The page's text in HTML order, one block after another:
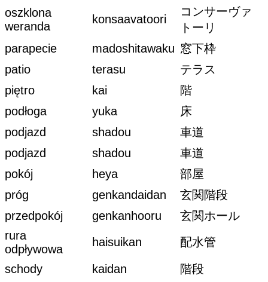
oszklona
weranda
konsaavatoori
コンサーヴァ
トーリ
parapecie
madoshitawaku 窓下枠
patio
terasu
テラス
piętro
kai
階
podłoga
yuka
床
podjazd
shadou
車道
podjazd
shadou
車道
pokój
heya
部屋
próg
genkandaidan
玄関階段
przedpokój
genkanhooru
玄関ホール
rura
odpływowa
haisuikan 配水管
schody kaidan
階段